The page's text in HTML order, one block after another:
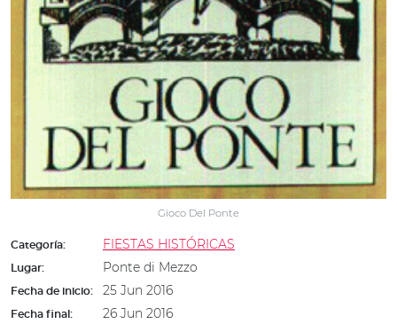
Gioco Del Ponte
Categoría: FIESTAS HISTÓRICAS
Lugar: Ponte di Mezzo
Fecha de inicio: 25 Jun 2016
Fecha final:
26 Jun 2016